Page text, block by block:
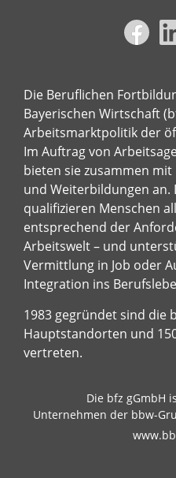
Die Beruflichen
Bayerischen Wirtschaft
Arbeitsmarktpolitik der
Im Auftrag von
bieten sie zusammen
und Weiterbildungen
qualifizieren Menschen
entsprechend der
Arbeitswelt – und
Vermittlung in Job oder
Integration ins
1983 gegründet sind die
Hauptstandorten und
vertreten.
Die bfz gGmbH
Unternehmen der bbw-